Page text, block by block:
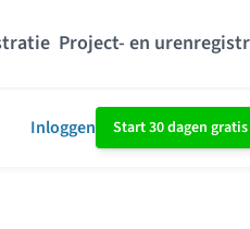
Project- en
Inloggen Start 30 dagen gratis